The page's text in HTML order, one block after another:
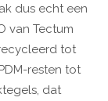
dus echt een
van Tectum
tot
resten tot
dat